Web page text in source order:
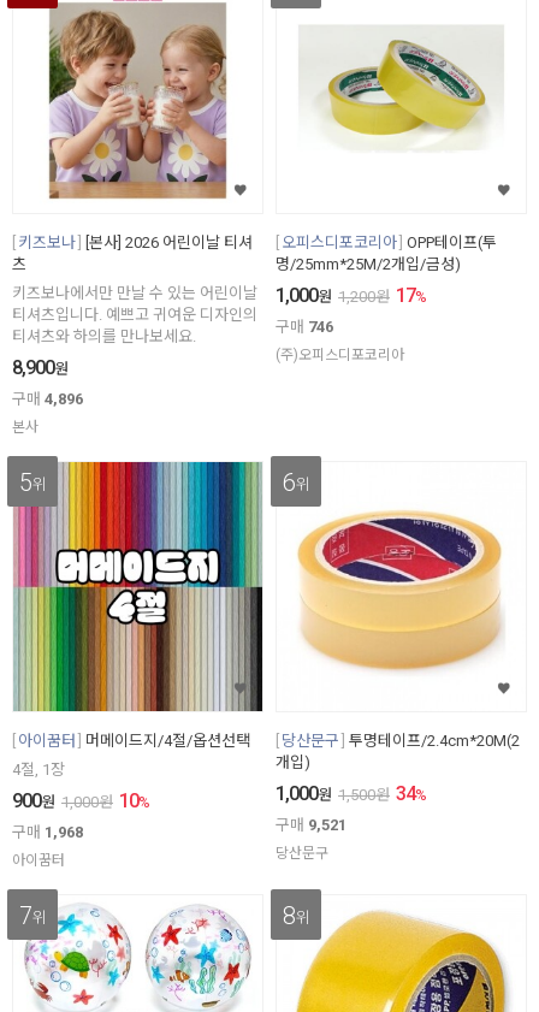
키즈보나
[본사] 2026 어린이날 티셔
츠
키즈보나에서만 만날 수 있는 어린이날
티셔츠입니다. 예쁘고 귀여운 디자인의
티셔츠와 하의를 만나보세요.
8,900원
구매 4,896
본사
오피스디포코리아 OPP테이프(투
명/25mm*25M/2개입/금성)
1,000원 1,200원 17%
구매 746
(주)오피스디포코리아
5위
아이꿈터
머메이드지/4절/옵션선택
4절, 1장
900원 1,000원 10%
구매 1,968
아이꿈터
6위
당산문구 투명테이프/2.4cm*20M(2
개입)
1,000원 1,500원 34%
구매 9,521
당산문구
7위 8위